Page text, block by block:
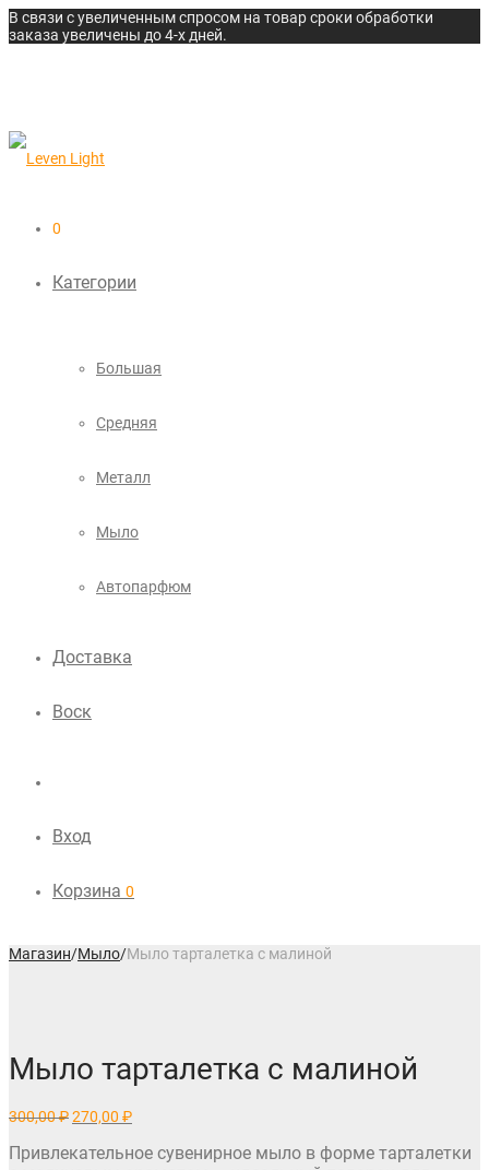
В связи с увеличенным спросом на товар сроки обработки
заказа увеличены до 4-х дней.
0
Категории
Большая
Средняя
Металл
Мыло
Автопарфюм
Доставка
Воск
Вход
Корзина 0
Магазин/Мыло/Мыло тарталетка с малиной
Мыло тарталетка с малиной
300,00₽Первоначальная
составляла
270,00 ₽Текущая
270,00 ₽.
Привлекательное сувенирное мыло в форме тарталетки